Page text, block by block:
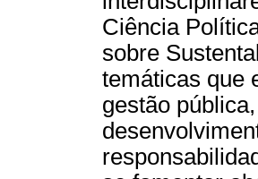
Ciência
sobre
temáticas que
gestão